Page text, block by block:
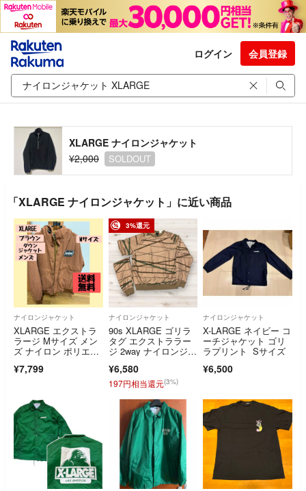
ログイン 会員登録
XLARGE ナイロンジャケット
¥2,000
SOLDOUT
「XLARGE ナイロンジャケット」に近い商品
ナイロンジャケット
XLARGE エクストラ
ラージ Mサイズ メン
ズ ナイロン ポリエス
¥7,799
3%還元
ナイロンジャケット
90s XLARGE ゴリラ
タグ エクストララー
ジ 2way ナイロンジャ
¥6,580
197円相当還元(3%)
ナイロンジャケット
X-LARGE ネイビー コ
ーチジャケット ゴリ
ラプリント Sサイズ
¥6,500